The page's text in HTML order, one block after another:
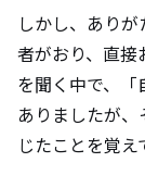
廿日市市
（自然や
しかし、あり
者がおり、直
を聞く中で、
ありましたが
じたことを覚え